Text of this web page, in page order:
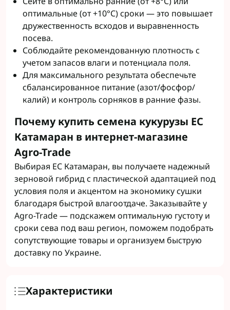
оптимальные (от +10°C) сроки — это повышает
дружественность всходов и выравненность
посева.
Соблюдайте рекомендованную плотность с
учетом запасов влаги и потенциала поля.
Для максимального результата обеспечьте
сбалансированное питание (азот/фосфор/
калий) и контроль сорняков в ранние фазы.
Почему купить семена кукурузы ЕС
Катамаран в интернет-магазине
Agro-Trade
Выбирая ЕС Катамаран, вы получаете надежный
зерновой гибрид с пластической адаптацией под
условия поля и акцентом на экономику сушки
благодаря быстрой влагоотдаче. Заказывайте у
Agro-Trade — подскажем оптимальную густоту и
сроки сева под ваш регион, поможем подобрать
сопутствующие товары и организуем быструю
доставку по Украине.
Характеристики